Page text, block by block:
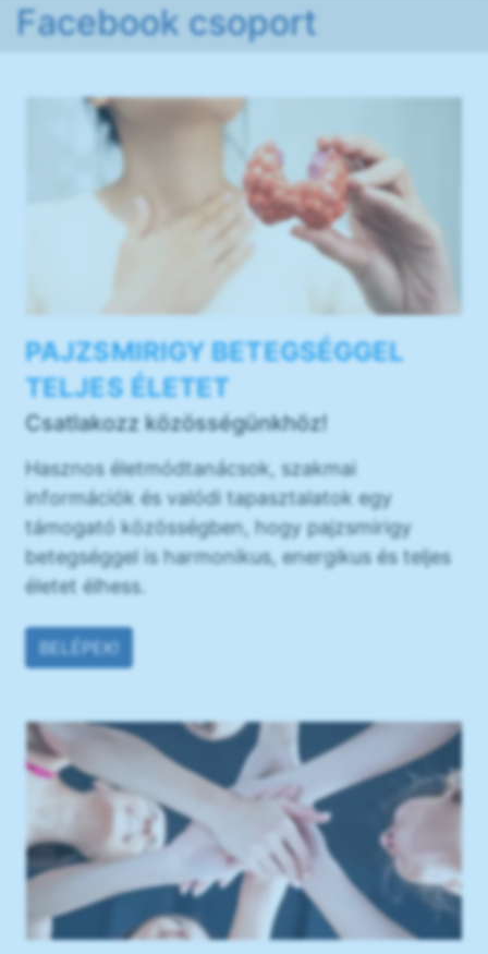
Facebook csoport
PAJZSMIRIGY BETEGSÉGGEL
TELJES ÉLETET
Csatlakozz közösségünkhöz!
Hasznos életmódtanácsok, szakmai
információk és valódi tapasztalatok egy
támogató közösségben, hogy pajzsmirigy
betegséggel is harmonikus, energikus és teljes
életet élhess.
BELÉPEK!